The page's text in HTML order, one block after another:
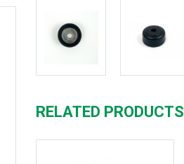
RELATED PRODUCTS